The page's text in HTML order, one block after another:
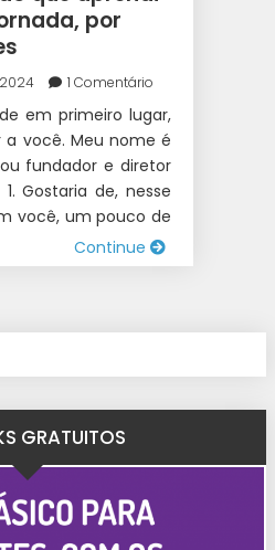
por
1 Comentário
em primeiro lugar,
você. Meu nome é
fundador e diretor
Gostaria de, nesse
você, um pouco de
Continue
GRATUITOS